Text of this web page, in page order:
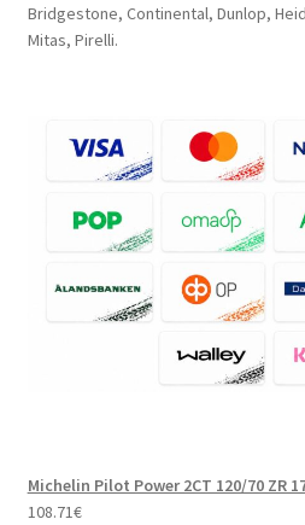
Bridgestone, Continental, Dunlop,
Mitas, Pirelli.
Michelin Pilot Power 2CT 120/70 ZR
108.71€